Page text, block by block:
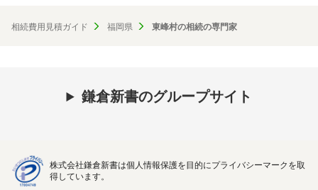
相続費用見積ガイド 福岡県 東峰村の相続の専門家
鎌倉新書のグループサイト
株式会社鎌倉新書は個人情報保護を目的にプライバシーマークを取
得しています。